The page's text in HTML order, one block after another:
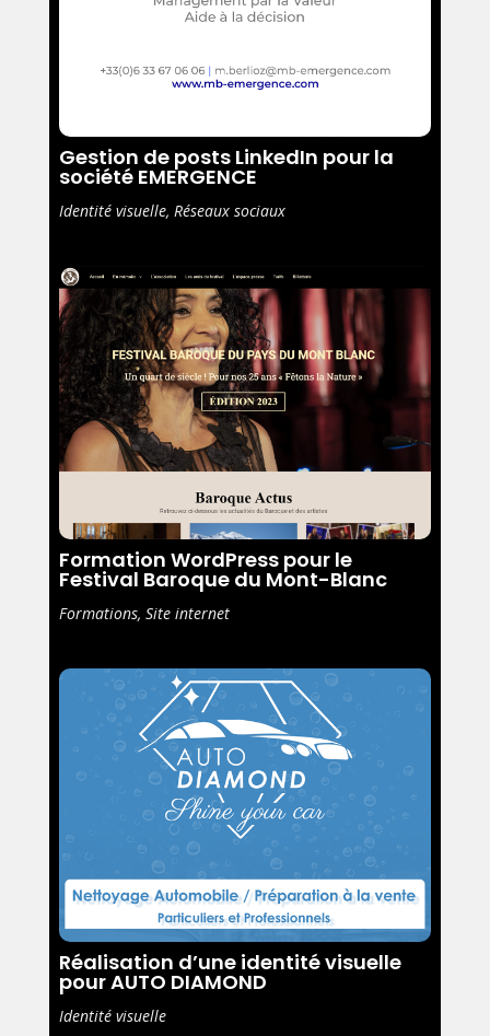
Gestion de posts LinkedIn pour la
société EMERGENCE
Identité visuelle, Réseaux sociaux
Formation WordPress pour le
Festival Baroque du Mont-Blanc
Formations, Site internet
Réalisation d’une identité visuelle
pour AUTO DIAMOND
Identité visuelle